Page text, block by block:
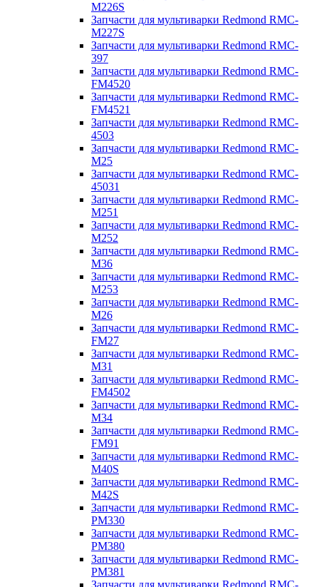
M226S
Запчасти для мультиварки Redmond RMC-
M227S
Запчасти для мультиварки Redmond RMC-
397
Запчасти для мультиварки Redmond RMC-
FM4520
Запчасти для мультиварки Redmond RMC-
FM4521
Запчасти для мультиварки Redmond RMC-
4503
Запчасти для мультиварки Redmond RMC-
M25
Запчасти для мультиварки Redmond RMC-
45031
Запчасти для мультиварки Redmond RMC-
M251
Запчасти для мультиварки Redmond RMC-
M252
Запчасти для мультиварки Redmond RMC-
M36
Запчасти для мультиварки Redmond RMC-
M253
Запчасти для мультиварки Redmond RMC-
M26
Запчасти для мультиварки Redmond RMC-
FM27
Запчасти для мультиварки Redmond RMC-
M31
Запчасти для мультиварки Redmond RMC-
FM4502
Запчасти для мультиварки Redmond RMC-
M34
Запчасти для мультиварки Redmond RMC-
FM91
Запчасти для мультиварки Redmond RMC-
M40S
Запчасти для мультиварки Redmond RMC-
M42S
Запчасти для мультиварки Redmond RMC-
PM330
Запчасти для мультиварки Redmond RMC-
PM380
Запчасти для мультиварки Redmond RMC-
PM381
Запчасти для мультиварки Redmond RMC-